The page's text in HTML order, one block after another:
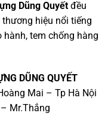
Dũng Quyết đều
hiệu nổi tiếng
tem chống hàng
DŨNG QUYẾT
Mai – Tp Hà Nội
Mr.Thắng